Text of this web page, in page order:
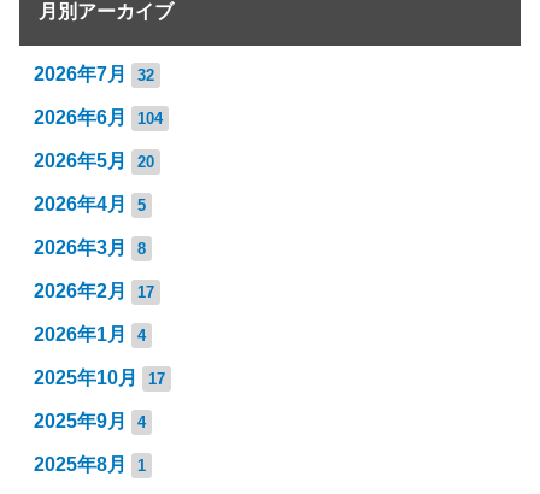
月別アーカイブ
2026年7月 32
2026年6月 104
2026年5月 20
2026年4月 5
2026年3月 8
2026年2月 17
2026年1月 4
2025年10月 17
2025年9月 4
2025年8月 1